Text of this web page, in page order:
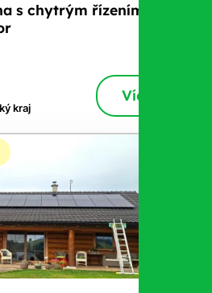
s chytrým řízením
kraj
Více